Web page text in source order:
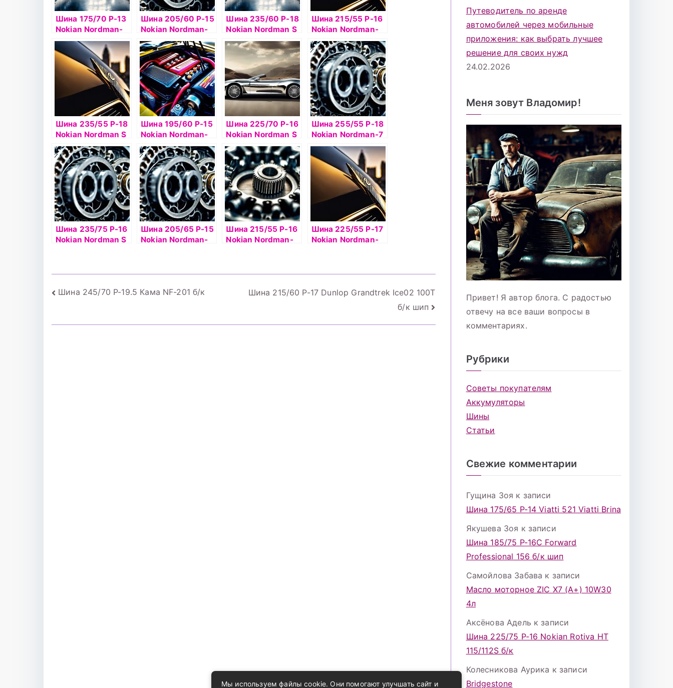
Шина 175/70 Р-13
Nokian Nordman-
SX2 82T б/к
Шина 205/60 Р-15
Nokian Nordman-
SX2 91H б/к
Шина 235/60 Р-18
Nokian Nordman S
SUV 103H б/к
Шина 215/55 Р-16
Nokian Nordman-
SX2 97H б/к
Шина 235/55 Р-18
Nokian Nordman S
SUV 100H б/к
Шина 195/60 Р-15
Nokian Nordman-
RS2 92R б/к
Шина 225/70 Р-16
Nokian Nordman S
SUV 103Т б/к
Шина 255/55 Р-18
Nokian Nordman-7
SUV 109T б/к ш
Шина 235/75 Р-16
Nokian Nordman S
Шина 205/65 Р-15
Nokian Nordman-
Шина 215/55 Р-16
Nokian Nordman-
Шина 225/55 Р-17
Nokian Nordman-
Навигация
Шина 245/70 Р-19.5 Кама NF-201 б/к
Шина 215/60 Р-17 Dunlop Grandtrek Ice02 100T
б/к шип
Путеводитель по аренде
автомобилей через мобильные
приложения: как выбрать лучшее
решение для своих нужд
24.02.2026
Меня зовут Владомир!
Привет! Я автор блога. С радостью
отвечу на все ваши вопросы в
комментариях.
Рубрики
Советы покупателям
Аккумуляторы
Шины
Статьи
Свежие комментарии
Гущина Зоя к записи
Шина 175/65 Р-14 Viatti 521 Viatti Brina
Якушева Зоя к записи
Шина 185/75 Р-16С Forward
Professional 156 б/к шип
Самойлова Забава к записи
Масло моторное ZIC X7 (A+) 10W30
4л
Аксёнова Адель к записи
Шина 225/75 Р-16 Nokian Rotiva HT
115/112S б/к
Колесникова Аурика к записи
Bridgestone
Мы используем файлы cookie. Они помогают улучшать сайт и